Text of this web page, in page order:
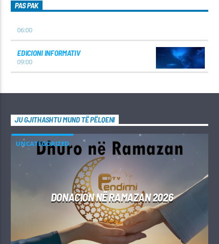
PAS PAK
06:00
EDICIONI INFORMATIV
09:00
JU GJITHASHTU MUND TË PËLQENI
UNCATEGORIZED
DONACION NË RAMAZAN 2026